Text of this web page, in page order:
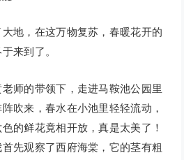
，在这万物复苏，春暖花开的
来到了。
的带领下，走进马鞍池公园里
吹来，春水在小池里轻轻流动，
的鲜花竟相开放，真是太美了！
先观察了西府海棠，它的茎有粗